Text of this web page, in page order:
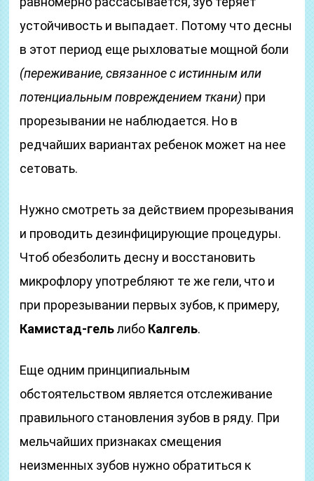
устойчивость и выпадает. Потому что десны
в этот период еще рыхловатые мощной боли
(переживание, связанное с истинным или
потенциальным повреждением ткани) при
прорезывании не наблюдается. Но в
редчайших вариантах ребенок может на нее
сетовать.
Нужно смотреть за действием прорезывания
и проводить дезинфицирующие процедуры.
Чтоб обезболить десну и восстановить
микрофлору употребляют те же гели, что и
при прорезывании первых зубов, к примеру,
Камистад-гельлибо Калгель.
Еще одним принципиальным
обстоятельством является отслеживание
правильного становления зубов в ряду. При
мельчайших признаках смещения
неизменных зубов нужно обратиться к